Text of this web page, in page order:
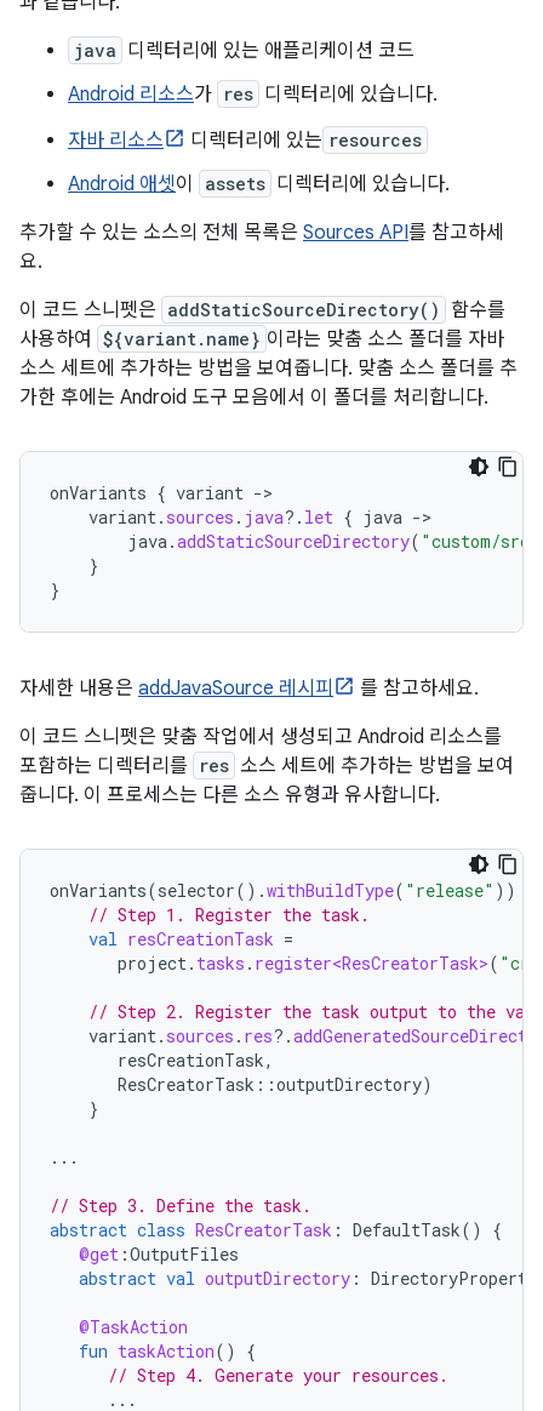
java 디렉터리에 있는 애플리케이션 코드
Android 리소스가 res 디렉터리에 있습니다.
자바 리소스
디렉터리에 있는 resources
Android 애셋이 assets 디렉터리에 있습니다.
추가할 수 있는 소스의 전체 목록은 Sources API를 참고하세
요.
이 코드 스니펫은 addStaticSourceDirectory()
함수를
사용하여
${variant.name} 이라는 맞춤 소스 폴더를 자바
소스 세트에 추가하는 방법을 보여줍니다. 맞춤 소스 폴더를 추
가한 후에는 Android 도구 모음에서 이 폴더를 처리합니다.
onVariants { variant -
variant. sources . java?. let { java -
java.addStaticSourceDirectory( "custom/
}
}
자세한 내용은 addJavaSource 레시피
를 참고하세요.
이 코드 스니펫은 맞춤 작업에서 생성되고 Android 리소스를
포함하는 디렉터리를
res 소스 세트에 추가하는 방법을 보여
줍니다. 이 프로세스는 다른 소스 유형과 유사합니다.
onVariants(selector().withBuildType( "release" ))
// Step 1. Register the task.
val resCreationTask =
project. tasks . register<ResCreatorTask>(
// Step 2. Register the task output to the
variant. sources . res?.
resCreationTask,
ResCreatorTask ::outputDirectory)
}
...
// Step 3. Define the task.
abstract class ResCreatorTask : DefaultTask()
{
@get :OutputFiles
abstract val outputDirectory : DirectoryProperty
@TaskAction
fun taskAction()
{
// Step 4. Generate your resources.
...